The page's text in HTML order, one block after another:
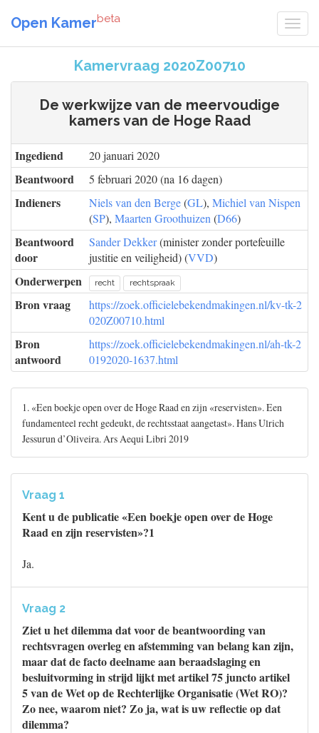
Open Kamerbeta
Kamervraag 2020Z00710
De werkwijze van de meervoudige
kamers van de Hoge Raad
Ingediend 20 januari 2020
Beantwoord 5 februari 2020 (na 16 dagen)
Indieners Niels van den Berge(GL), Michiel van Nispen
(SP), Maarten Groothuizen (D66)
Beantwoord
door
Sander Dekker(minister zonder portefeuille
justitie en veiligheid) (VVD)
Onderwerpen recht rechtspraak
Bron vraag
https://zoek.officielebekendmakingen.nl/kv-tk-2
020Z00710.html
Bron
antwoord
https://zoek.officielebekendmakingen.nl/ah-tk-2
0192020-1637.html
1. «Een boekje open over de Hoge Raad en zijn «reservisten». Een
fundamenteel recht gedeukt, de rechtsstaat aangetast». Hans Ulrich
Jessurun d’Oliveira. Ars Aequi Libri 2019
Vraag 1
Kent u de publicatie «Een boekje open over de Hoge
Raad en zijn reservisten»?1
Ja.
Vraag 2
Ziet u het dilemma dat voor de beantwoording van
rechtsvragen overleg en afstemming van belang kan zijn,
maar dat de facto deelname aan beraadslaging en
besluitvorming in strijd lijkt met artikel 75 juncto artikel
5 van de Wet op de Rechterlijke Organisatie (Wet RO)?
Zo nee, waarom niet? Zo ja, wat is uw reflectie op dat
dilemma?